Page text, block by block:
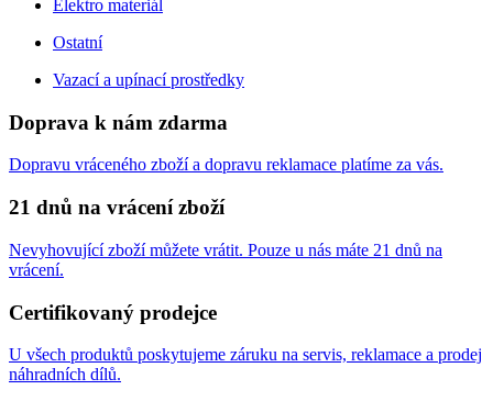
Elektro materiál
Ostatní
Vazací a upínací prostředky
Doprava k nám zdarma
Dopravu vráceného zboží a dopravu reklamace platíme za vás.
21 dnů na vrácení zboží
Nevyhovující zboží můžete vrátit. Pouze u nás máte 21 dnů na
vrácení.
Certifikovaný prodejce
U všech produktů poskytujeme záruku na servis, reklamace a prodej
náhradních dílů.